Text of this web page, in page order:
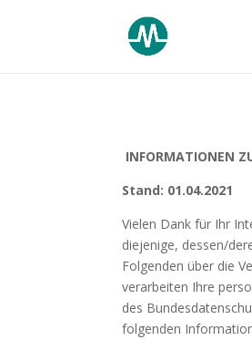
INFORMATIONEN
Stand: 01.04.2021
Vielen Dank für Ihr
diejenige, dessen/
Folgenden über die
verarbeiten Ihre
des
folgenden